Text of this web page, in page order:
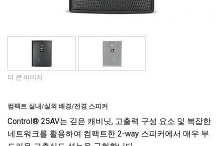
더 큰 이미지
컴팩트 실내/실외 배경/전경 스피커
Control® 25AV는 깊은 캐비닛, 고출력 구성 요소 및 복잡한
네트워크를 활용하여 컴팩트한 2-way 스피커에서 매우 부